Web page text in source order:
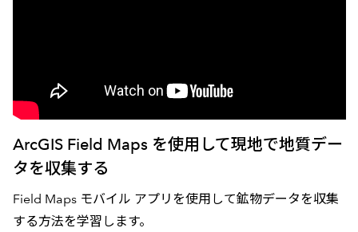
ArcGIS Field Maps を使用して現地で地質デー
タを収集する
Field Maps モバイル アプリを使用して鉱物データを収集
する方法を学習します。